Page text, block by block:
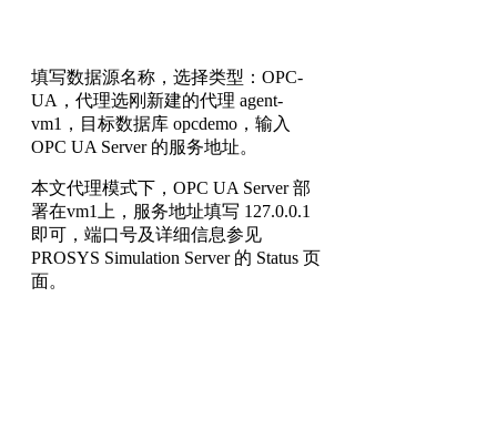
填写数据源名称，选择类型：OPC-
UA，代理选刚新建的代理 agent-
vm1，目标数据库 opcdemo，输入
OPC UA Server 的服务地址。
本文代理模式下，OPC UA Server 部
署在vm1上，服务地址填写 127.0.0.1
即可，端口号及详细信息参见
PROSYS Simulation Server 的 Status 页
面。